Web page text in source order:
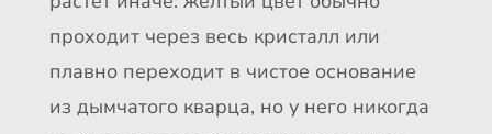
проходит через весь кристалл или
плавно переходит в чистое основание
из дымчатого кварца, но у него никогда